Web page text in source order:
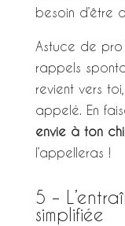
besoin d’être
Astuce de pro
rappels
revient vers
appelé. En
envie à ton
l’appelleras !
5 –
simplifiée